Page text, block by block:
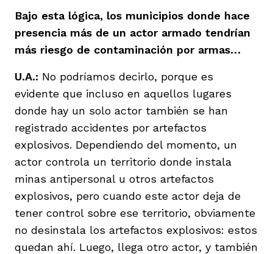
Bajo esta lógica, los municipios donde hace
presencia más de un actor armado tendrían
más riesgo de contaminación por armas…
U.A.: No podríamos decirlo, porque es
evidente que incluso en aquellos lugares
donde hay un solo actor también se han
registrado accidentes por artefactos
explosivos. Dependiendo del momento, un
actor controla un territorio donde instala
minas antipersonal u otros artefactos
explosivos, pero cuando este actor deja de
tener control sobre ese territorio, obviamente
no desinstala los artefactos explosivos: estos
quedan ahí. Luego, llega otro actor, y también